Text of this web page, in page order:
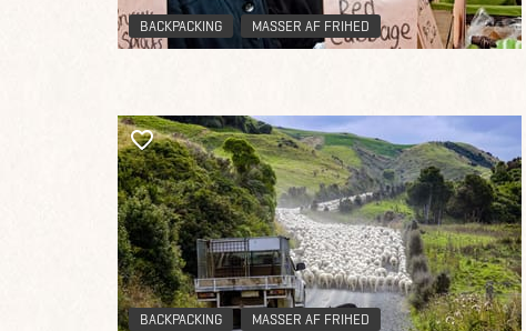
BACKPACKING MASSER AF FRIHED
BACKPACKING MASSER AF FRIHED